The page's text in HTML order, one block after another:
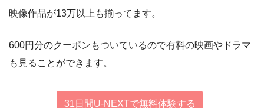
映像作品が13万以上も揃ってます。
600円分のクーポンもついているので有料の映画やドラマ
も見ることができます。
31日間U-NEXTで無料体験する